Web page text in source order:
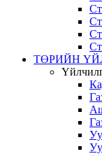
ТӨРИЙН